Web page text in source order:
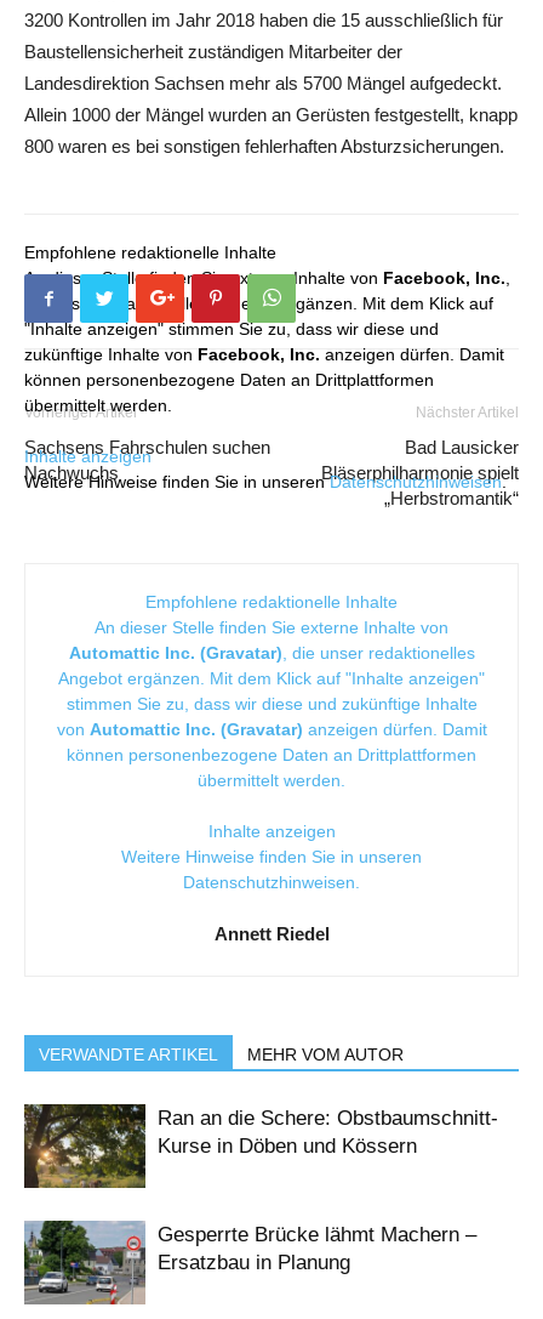
3200 Kontrollen im Jahr 2018 haben die 15 ausschließlich für
Baustellensicherheit zuständigen Mitarbeiter der
Landesdirektion Sachsen mehr als 5700 Mängel aufgedeckt.
Allein 1000 der Mängel wurden an Gerüsten festgestellt, knapp
800 waren es bei sonstigen fehlerhaften Absturzsicherungen.
Empfohlene redaktionelle Inhalte
An dieser Stelle finden Sie externe Inhalte von Facebook, Inc.
die unser redaktionelles Angebot ergänzen. Mit dem Klick auf
"Inhalte anzeigen" stimmen Sie zu, dass wir diese und
zukünftige Inhalte von Facebook, Inc. anzeigen dürfen. Damit
können personenbezogene Daten an Drittplattformen
übermittelt werden.
Inhalte anzeigen
Weitere Hinweise finden Sie in unserenDatenschutzhinweisen.
Vorheriger Artikel
Sachsens Fahrschulen suchen
Nachwuchs
Nächster Artikel
Bad Lausicker
Bläserphilharmonie spielt
„Herbstromantik“
Empfohlene redaktionelle Inhalte
An dieser Stelle finden Sie externe Inhalte von
Automattic Inc. (Gravatar) , die unser redaktionelles
Angebot ergänzen. Mit dem Klick auf "Inhalte anzeigen"
stimmen Sie zu, dass wir diese und zukünftige Inhalte
von Automattic Inc. (Gravatar) anzeigen dürfen. Damit
können personenbezogene Daten an Drittplattformen
übermittelt werden.
Inhalte anzeigen
Weitere Hinweise finden Sie in unseren
Datenschutzhinweisen
Annett Riedel
VERWANDTE ARTIKEL MEHR VOM AUTOR
Ran an die Schere: Obstbaumschnitt-
Kurse in Döben und Kössern
Gesperrte Brücke lähmt Machern –
Ersatzbau in Planung